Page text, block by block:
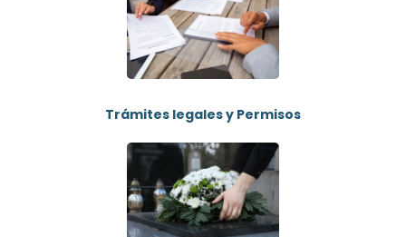
Trámites legales y Permisos